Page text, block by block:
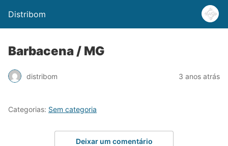
Distribom
Barbacena / MG
distribom 3 anos atrás
Categorias: Sem categoria
Deixar um comentário